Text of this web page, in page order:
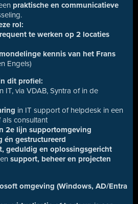
praktische en communicatieve
rol:
te werken op 2 locaties
kennis van het Frans
Engels)
dit profiel:
IT, via VDAB, Syntra of in de
in IT support of helpdesk in een
consultant
2e lijn supportomgeving
én gestructureerd
geduldig en oplossingsgericht
support, beheer en projecten
omgeving (Windows, AD/Entra